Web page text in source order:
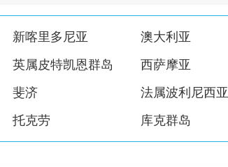
新喀里多尼亚 澳大利亚
英属皮特凯恩群岛 西萨摩亚
斐济 法属波利尼西亚
托克劳 库克群岛